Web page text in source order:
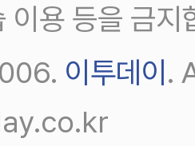
이용 등을 금지
이투데이.